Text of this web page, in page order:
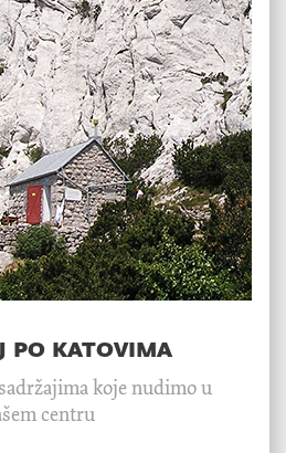
po katovima
koje nudimo u
centru